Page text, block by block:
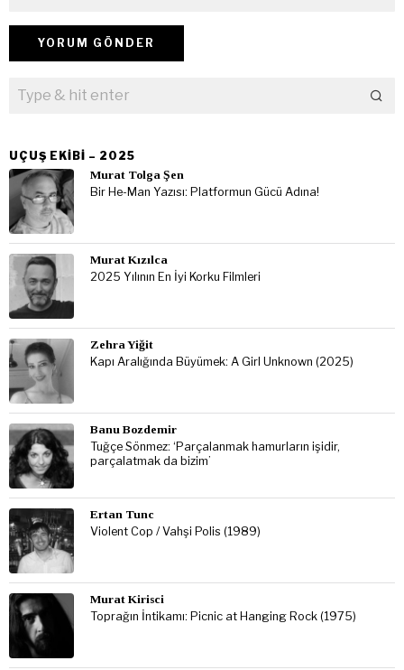
UÇUŞ EKIBI – 2025
Murat Tolga Şen
Bir He-Man Yazısı: Platformun Gücü Adına!
Murat Kızılca
2025 Yılının En İyi Korku Filmleri
Zehra Yiğit
Kapı Aralığında Büyümek: A Girl Unknown (2025)
Banu Bozdemir
Tuğçe Sönmez: ‘Parçalanmak hamurların işidir,
parçalatmak da bizim’
Ertan Tunc
Violent Cop / Vahşi Polis (1989)
Murat Kirisci
Toprağın İntikamı: Picnic at Hanging Rock (1975)